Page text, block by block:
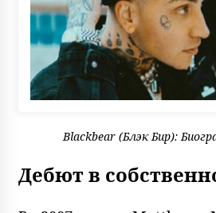
Blackbear (Блэк Бир):
Дебют в